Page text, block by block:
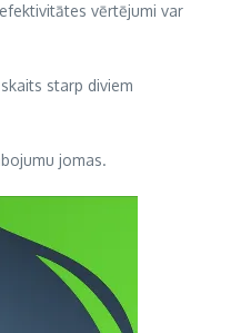
vērtējumi var
starp diviem
jomas.